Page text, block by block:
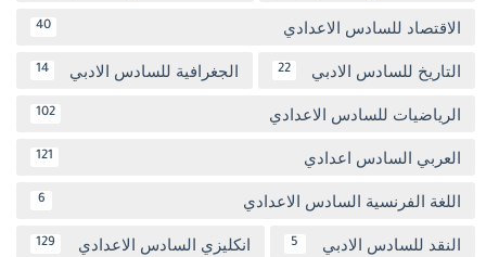
الاقتصاد للسادس الاعدادي 40
التاريخ للسادس الادبي 22 الجغرافية للسادس الادبي 14
الرياضيات للسادس الاعدادي 102
العربي السادس اعدادي 121
اللغة الفرنسية السادس الاعدادي 6
النقد للسادس الادبي 5 انكليزي السادس الاعدادي 129